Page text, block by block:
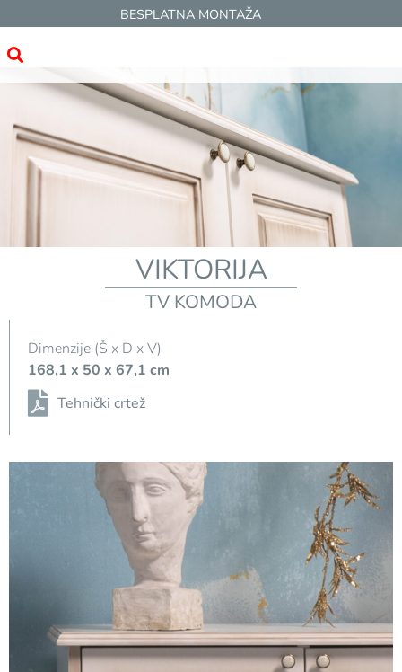
BESPLATNA MONTAŽA
VIKTORIJA
TV KOMODA
Dimenzije (Š x D x V)
168,1 x 50 x 67,1 cm
Tehnički crtež